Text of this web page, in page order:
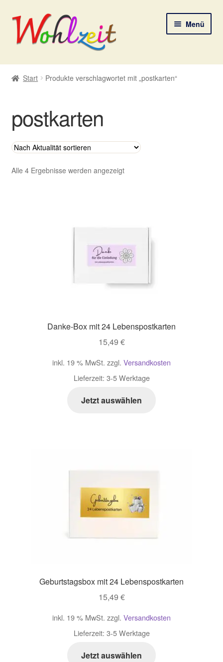
Zur
Navigation
springen
Zum
Inhalt
springen
Menü
Start
Datenschutzerklärung
Deine Auswahl
Digitale Lebenspostkarten
Richtlinie für Rückerstattungen und Rückgaben
Start Produkte verschlagwortet mit „postkarten“
postkarten
Alle 4 Ergebnisse werden angezeigtNach
Danke-Box mit 24 Lebenspostkarten
15,49 €
inkl. 19 % MwSt. zzgl. Versandkosten
Lieferzeit: 3-5 Werktage
Jetzt auswählen
Geburtstagsbox mit 24 Lebenspostkarten
15,49 €
inkl. 19 % MwSt. zzgl. Versandkosten
Lieferzeit: 3-5 Werktage
Jetzt auswählen